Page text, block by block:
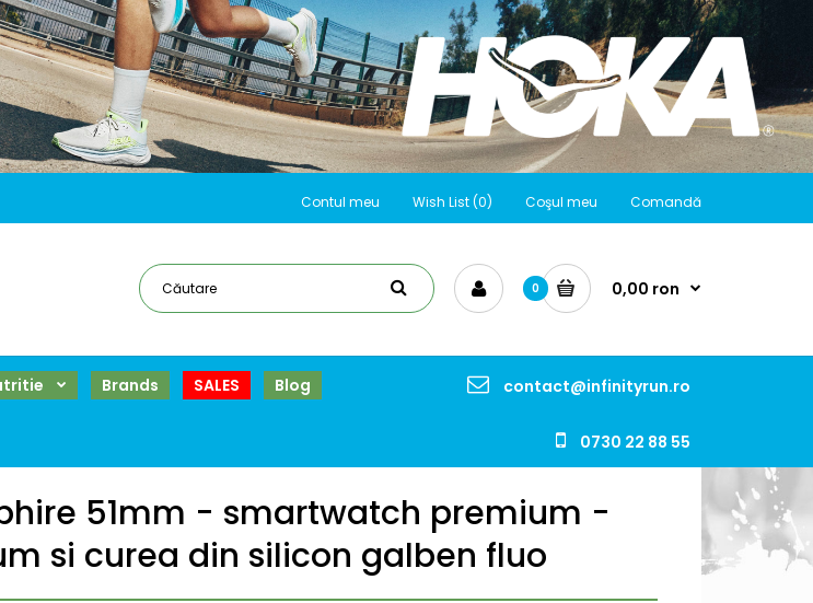
Contul meu Wish List (0) Coşul meu Comandă
0 0,00 ron
Brands SALES Blog contact@infinityrun.ro
0730 22 88 55
51mm - smartwatch premium -
si curea din silicon galben fluo